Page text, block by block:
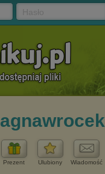
agnawrocek
Prezent Ulubiony Wiadomość